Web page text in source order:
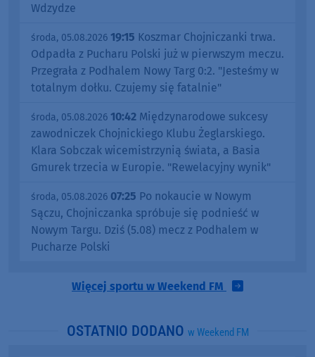
Wdzydze
środa, 05.08.2026 19:15 Koszmar Chojniczanki trwa.
Odpadła z Pucharu Polski już w pierwszym meczu.
Przegrała z Podhalem Nowy Targ 0:2. "Jesteśmy w
totalnym dołku. Czujemy się fatalnie"
środa, 05.08.2026 10:42 Międzynarodowe sukcesy
zawodniczek Chojnickiego Klubu Żeglarskiego.
Klara Sobczak wicemistrzynią świata, a Basia
Gmurek trzecia w Europie. "Rewelacyjny wynik"
środa, 05.08.2026 07:25 Po nokaucie w Nowym
Sączu, Chojniczanka spróbuje się podnieść w
Nowym Targu. Dziś (5.08) mecz z Podhalem w
Pucharze Polski
Więcej sportu w Weekend FM
OSTATNIO DODANO w Weekend FM